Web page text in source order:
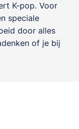
K-pop. Voor
speciale
door alles
of je bij